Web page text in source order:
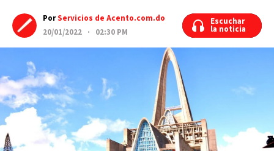
PorServicios de Acento.com.do
20/01/2022 · 02:30 PM
Escuchar
la noticia
Escuchar
la noticia